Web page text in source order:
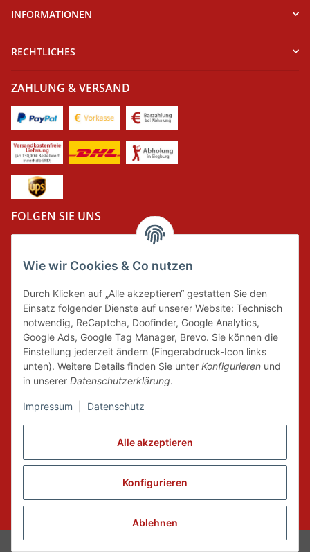
Alle akzeptieren
Konfigurieren
Ablehnen
Wie wir Cookies & Co nutzen
Durch Klicken auf „Alle akzeptieren“ gestatten Sie den
Einsatz folgender Dienste auf unserer Website: Technisch
notwendig, ReCaptcha, Doofinder, Google Analytics,
Google Ads, Google Tag Manager, Brevo. Sie können die
Einstellung jederzeit ändern (Fingerabdruck-Icon links
unten). Weitere Details finden Sie unter Konfigurieren und
in unserer Datenschutzerklärung.
Impressum Datenschutz
INFORMATIONEN
RECHTLICHES
ZAHLUNG & VERSAND
FOLGEN SIE UNS
Wir tragen Verantwortung und erfüllen unsere
Pflichten zur Systembeteiligung nach dem
Verpackungsgesetz.
FAIRCOMMERCE
Wir sind seit 04.12.2015 Mitglied der Initiative
Vertrag widerrufen